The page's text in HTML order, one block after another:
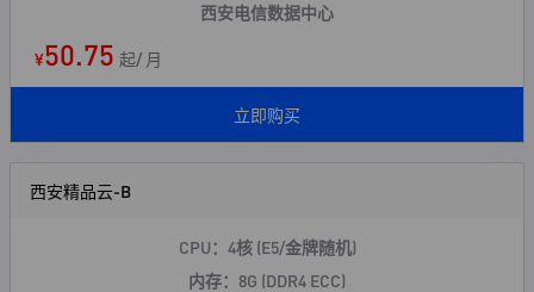
西安电信数据中心
¥50.75 起/ 月
立即购买
西安精品云-B
CPU：4核 (E5/金牌随机)
内存：8G (DDR4 ECC)